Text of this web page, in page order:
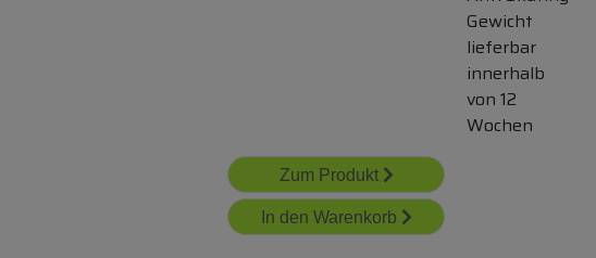
Gewicht
lieferbar
innerhalb
von 12
Wochen
Zum Produkt
In den Warenkorb